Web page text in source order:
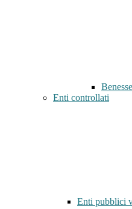
Enti controllati
Enti pubblici